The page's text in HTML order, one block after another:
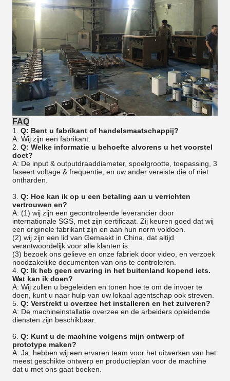
FAQ
1. Q: Bent u fabrikant of handelsmaatschappij?
A: Wij zijn een fabrikant.
2. Q: Welke informatie u behoefte alvorens u het voorstel
doet?
A: De input & outputdraaddiameter, spoelgrootte, toepassing, 3
faseert voltage & frequentie, en uw ander vereiste die of niet
ontharden.
3. Q: Hoe kan ik op u een betaling aan u verrichten
vertrouwen en?
A: (1) wij zijn een gecontroleerde leverancier door
internationale SGS, met zijn certificaat. Zij keuren goed dat wij
een originele fabrikant zijn en aan hun norm voldoen.
(2) wij zijn een lid van Gemaakt in China, dat altijd
verantwoordelijk voor alle klanten is.
(3) bezoek ons gelieve en onze fabriek door video, en verzoek
noodzakelijke documenten van ons te controleren.
4. Q: Ik heb geen ervaring in het buitenland kopend iets.
Wat kan ik doen?
A: Wij zullen u begeleiden en tonen hoe te om de invoer te
doen, kunt u naar hulp van uw lokaal agentschap ook streven.
5. Q: Verstrekt u overzee het installeren en het zuiveren?
A: De machineinstallatie overzee en de arbeiders opleidende
diensten zijn beschikbaar.
6. Q: Kunt u de machine volgens mijn ontwerp of
prototype maken?
A: Ja, hebben wij een ervaren team voor het uitwerken van het
meest geschikte ontwerp en productieplan voor de machine
dat u met ons gaat boeken.